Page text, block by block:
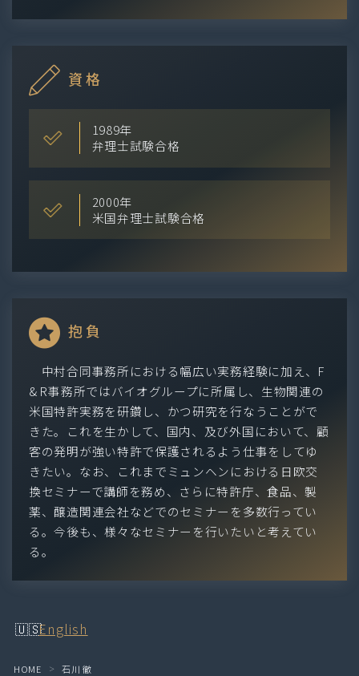
資格
1989年
弁理士試験合格
2000年
米国弁理士試験合格
抱負
中村合同事務所における幅広い実務経験に加え、F
& R事務所ではバイオグループに所属し、生物関連の
米国特許実務を研鑽し、かつ研究を行なうことがで
きた。これを生かして、国内、及び外国において、顧
客の発明が強い特許で保護されるよう仕事をしてゆ
きたい。なお、これまでミュンヘンにおける日欧交
換セミナーで講師を務め、さらに特許庁、食品、製
薬、醸造関連会社などでのセミナーを多数行ってい
る。今後も、様々なセミナーを行いたいと考えてい
る。
English
HOME ＞ 石川 徹